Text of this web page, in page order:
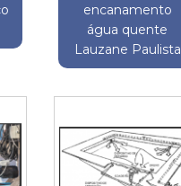
encanamento
água quente
Lauzane Paulista